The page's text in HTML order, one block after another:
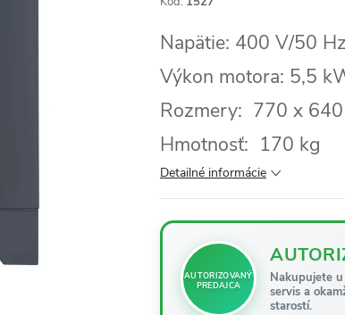
Napätie: 400 V/50 Hz
Výkon motora: 5,5
Rozmery: 770 x
Hmotnosť: 170 kg
Detailné informácie
AUTORIZOVANÝ
PREDAJCA
Nakupujete
servis a
starostí.